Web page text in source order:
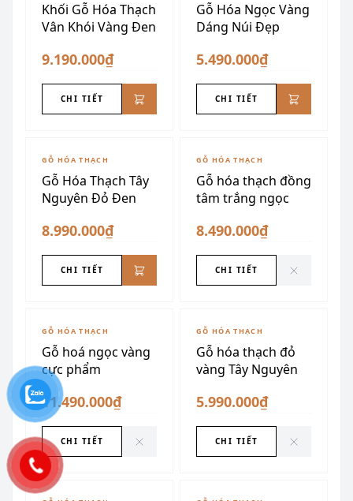
Khối Gỗ Hóa Thạch
Vân Khói Vàng Đen
9.190.000₫
CHI TIẾT
Gỗ Hóa Ngọc Vàng
Dáng Núi Đẹp
5.490.000₫
CHI TIẾT
GỖ HÓA THẠCH
Gỗ Hóa Thạch Tây
Nguyên Đỏ Đen
8.990.000₫
CHI TIẾT
ĐÃ SƯU TẦM
GỖ HÓA THẠCH
Gỗ hóa thạch đồng
tâm trắng ngọc
8.490.000₫
CHI TIẾT
ĐÃ SƯU TẦM
GỖ HÓA THẠCH
Gỗ hoá ngọc vàng
cực phẩm
11.490.000₫
CHI TIẾT
ĐÃ SƯU TẦM
GỖ HÓA THẠCH
Gỗ hóa thạch đỏ
vàng Tây Nguyên
5.990.000₫
CHI TIẾT